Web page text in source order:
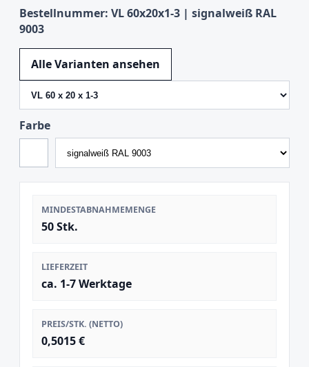
Bestellnummer: VL 60x20x1-3 | signalweiß RAL
9003
Alle Varianten ansehen
Farbe
MINDESTABNAHMEMENGE
50 Stk.
LIEFERZEIT
ca. 1-7 Werktage
PREIS/STK. (NETTO)
0,5015 €